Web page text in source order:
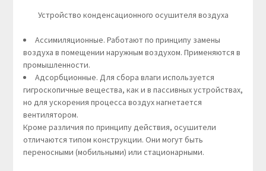
Устройство конденсационного осушителя воздуха
Ассимиляционные. Работают по принципу замены
воздуха в помещении наружным воздухом. Применяются в
промышленности.
Адсорбционные. Для сбора влаги используется
гигроскопичные вещества, как и в пассивных устройствах,
но для ускорения процесса воздух нагнетается
вентилятором.
Кроме различия по принципу действия, осушители
отличаются типом конструкции. Они могут быть
переносными (мобильными) или стационарными.